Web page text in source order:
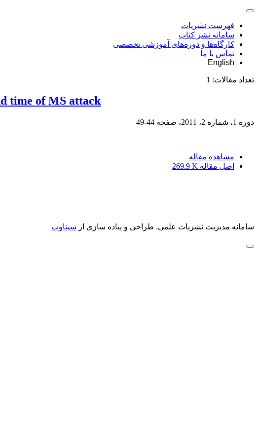
فهرست نشریات
سامانه نشر کتاب
کارگاه‌ها و دوره‌های آموزشی تخصصی
تماس با ما
English
تعداد مقالات: 1
time of MS attack
دوره 1، شماره 2، 2011، صفحه 44-49
مشاهده مقاله
اصل مقاله 269.9 K
سامانه مدیریت نشریات علمی. طراحی و پیاده سازی از سیناوب